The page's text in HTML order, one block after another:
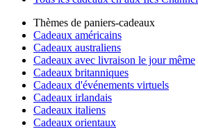
Thèmes de paniers-cadeaux
Cadeaux américains
Cadeaux australiens
Cadeaux avec livraison le jour même
Cadeaux britanniques
Cadeaux d'événements virtuels
Cadeaux irlandais
Cadeaux italiens
Cadeaux orientaux